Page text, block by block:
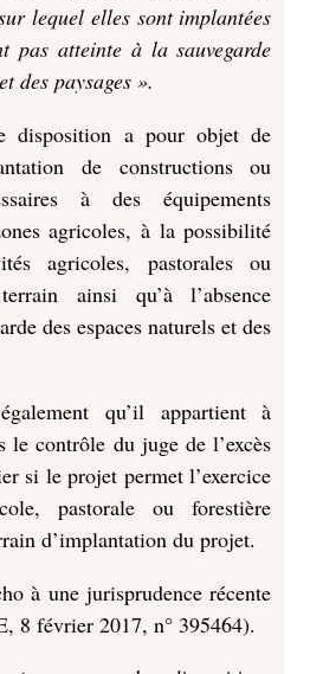
lequel elles sont implantées
pas atteinte à la sauvegarde
des paysages ».
disposition a pour objet de
de constructions ou
à des équipements
agricoles, à la possibilité
agricoles, pastorales ou
ainsi qu’à l’absence
des espaces naturels et des
qu’il appartient à
le contrôle du juge de l’excès
si le projet permet l’exercice
pastorale ou forestière
d’implantation du projet.
à une jurisprudence récente
8 février 2017, n° 395464).